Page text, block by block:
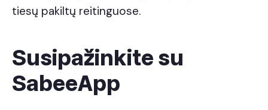
tiesų pakiltų reitinguose.
Susipažinkite su
SabeeApp